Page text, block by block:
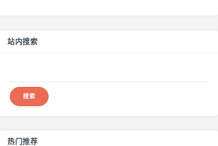
站内搜索
热门推荐